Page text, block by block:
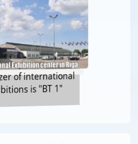
of international
is "BT 1"